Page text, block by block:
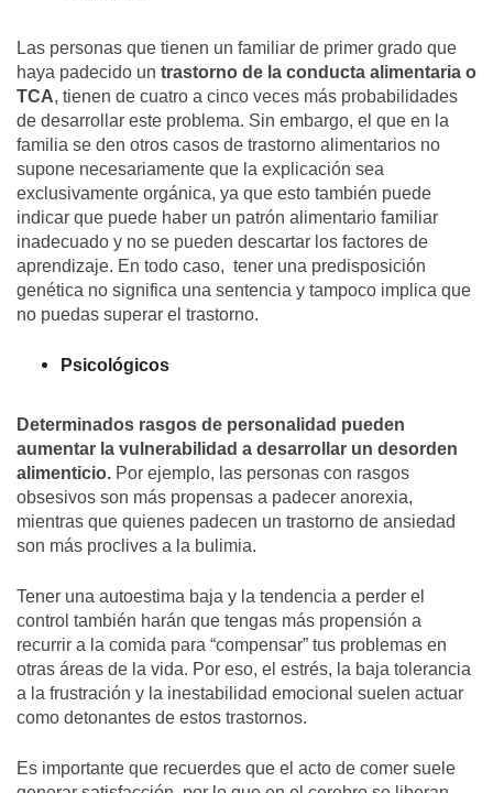
Las personas que tienen un familiar de primer grado que
haya padecido un trastorno de la conducta alimentaria o
TCA, tienen de cuatro a cinco veces más probabilidades
de desarrollar este problema. Sin embargo, el que en la
familia se den otros casos de trastorno alimentarios no
supone necesariamente que la explicación sea
exclusivamente orgánica, ya que esto también puede
indicar que puede haber un patrón alimentario familiar
inadecuado y no se pueden descartar los factores de
aprendizaje. En todo caso, tener una predisposición
genética no significa una sentencia y tampoco implica que
no puedas superar el trastorno.
Psicológicos
Determinados rasgos de personalidad pueden
aumentar la vulnerabilidad a desarrollar un desorden
alimenticio. Por ejemplo, las personas con rasgos
obsesivos son más propensas a padecer anorexia,
mientras que quienes padecen un trastorno de ansiedad
son más proclives a la bulimia.
Tener una autoestima baja y la tendencia a perder el
control también harán que tengas más propensión a
recurrir a la comida para “compensar” tus problemas en
otras áreas de la vida. Por eso, el estrés, la baja tolerancia
a la frustración y la inestabilidad emocional suelen actuar
como detonantes de estos trastornos.
Es importante que recuerdes que el acto de comer suele